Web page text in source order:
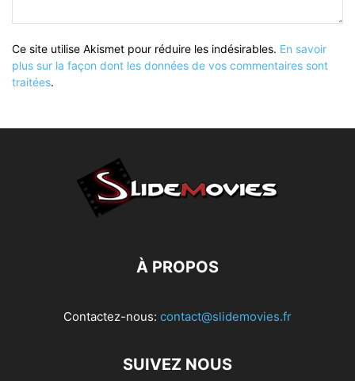
Ce site utilise Akismet pour réduire les indésirables. En savoir
plus sur la façon dont les données de vos commentaires sont
traitées.
À PROPOS
Contactez-nous: contact@slidemovies.fr
SUIVEZ NOUS